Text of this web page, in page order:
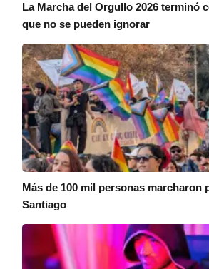
La Marcha del Orgullo 2026 terminó
que no se pueden ignorar
Más de 100 mil personas marcharon
Santiago